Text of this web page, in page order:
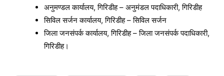
अनुमण्डल कार्यालय, गिरिडीह – अनुमंडल पदाधिकारी, गिरिडीह
सिविल सर्जन कार्यालय, गिरिडीह – सिविल सर्जन
जिला जनसंपर्क कार्यालय, गिरिडीह – जिला जनसंपर्क पदाधिकारी,
गिरिडीह।